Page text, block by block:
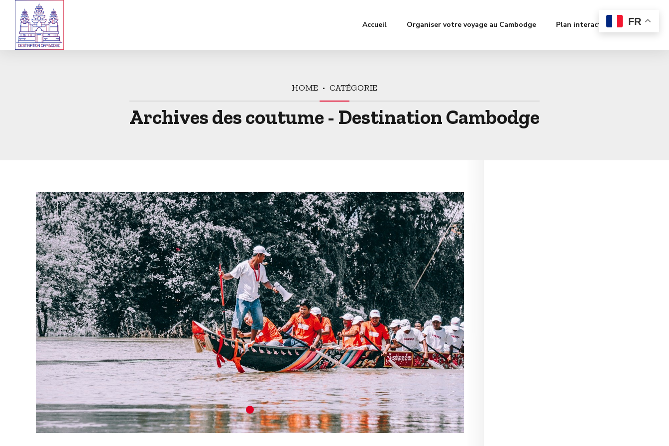
Accueil Organiser votre voyage au Cambodge Plan interactif Contact
HOME CATÉGORIE
Archives des coutume - Destination Cambodge
FR